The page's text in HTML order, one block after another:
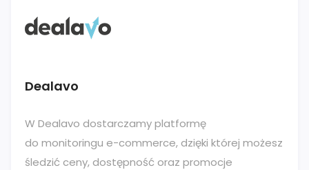
Dealavo
W Dealavo dostarczamy platformę
do monitoringu e-commerce, dzięki której możesz
śledzić ceny, dostępność oraz promocje